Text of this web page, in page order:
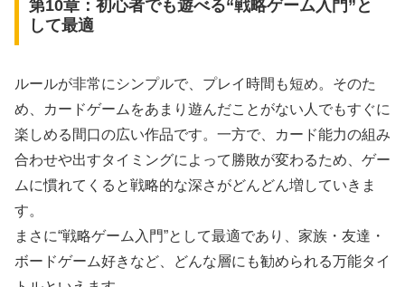
第10章：初心者でも遊べる“戦略ゲーム入門”と
して最適
ルールが非常にシンプルで、プレイ時間も短め。そのた
め、カードゲームをあまり遊んだことがない人でもすぐに
楽しめる間口の広い作品です。一方で、カード能力の組み
合わせや出すタイミングによって勝敗が変わるため、ゲー
ムに慣れてくると戦略的な深さがどんどん増していきま
す。
まさに“戦略ゲーム入門”として最適であり、家族・友達・
ボードゲーム好きなど、どんな層にも勧められる万能タイ